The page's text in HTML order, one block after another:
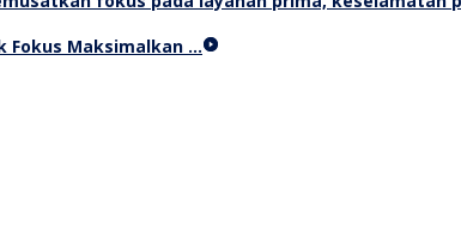
Fokus Maksimalkan …